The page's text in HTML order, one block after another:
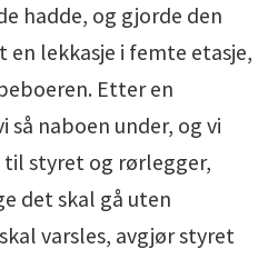
hadde, og gjorde den
lekkasje i femte etasje,
Etter en
så naboen under, og vi
til styret og rørlegger,
det skal gå uten
varsles, avgjør styret